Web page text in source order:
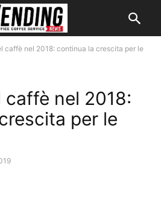
caffè nel 2018: continua la crescita per le
nel 2018:
per le